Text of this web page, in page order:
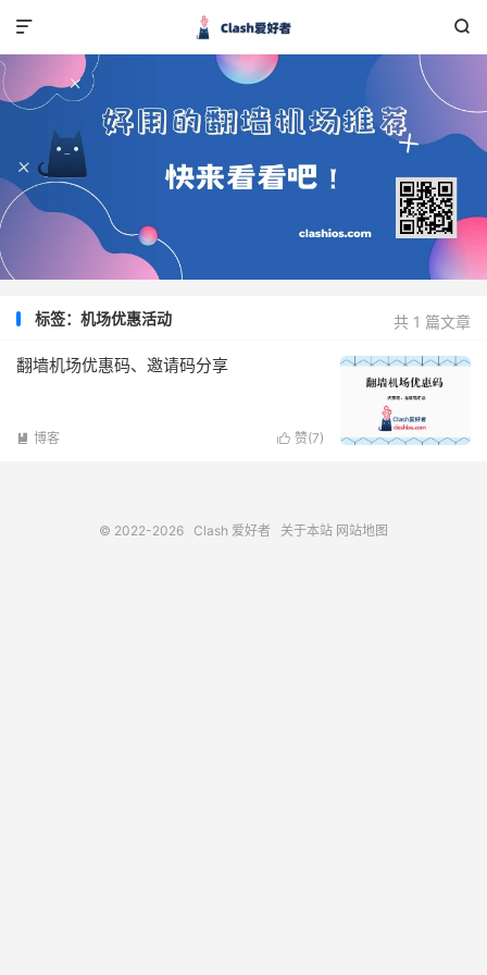


共 1 篇文章
标签：机场优惠活动
翻墙机场优惠码、邀请码分享
 赞(7)
 博客
© 2022-2026 Clash 爱好者 关于本站 网站地图